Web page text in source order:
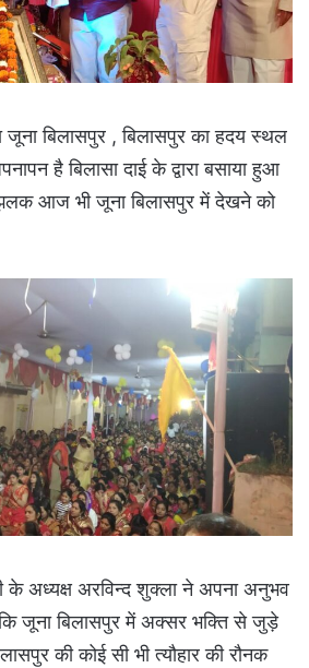
बिलासपुर , बिलासपुर का हदय स्थल
है बिलासा दाई के द्वारा बसाया हुआ
आज भी जूना बिलासपुर में देखने को
के अध्यक्ष अरविन्द शुक्ला ने अपना अनुभव
जूना बिलासपुर में अक्सर भक्ति से जुड़े
की कोई सी भी त्यौहार की रौनक